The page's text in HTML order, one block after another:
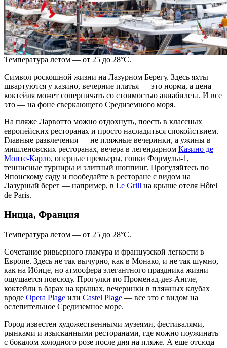
Температура летом — от 25 до 28°C.
Символ роскошной жизни на Лазурном Берегу. Здесь яхты
швартуются у казино, вечерние платья — это норма, а цена
коктейля может соперничать со стоимостью авиабилета. И все
это — на фоне сверкающего Средиземного моря.
На пляже Ларвотто можно отдохнуть, поесть в классных
европейских ресторанах и просто насладиться спокойствием.
Главные развлечения — не пляжные вечеринки, а ужины в
мишленовских ресторанах, вечера в легендарном Казино де
Монте-Карло, оперные премьеры, гонки Формулы-1,
теннисные турниры и элитный шоппинг. Прогуляйтесь по
Японскому саду и пообедайте в ресторане с видом на
Лазурный берег — например, в Le Grill на крыше отеля Hôtel
de Paris.
Ницца, Франция
Температура летом — от 25 до 28°C.
Сочетание ривьерного гламура и французской легкости в
Европе. Здесь не так вычурно, как в Монако, и не так шумно,
как на Ибице, но атмосфера элегантного праздника жизни
ощущается повсюду. Прогулки по Променад-дез-Англе,
коктейли в барах на крышах, вечеринки в пляжных клубах
вроде Opera Plage или Castel Plage — все это с видом на
ослепительное Средиземное море.
Город известен художественными музеями, фестивалями,
рынками и изысканными ресторанами, где можно поужинать
с бокалом холодного розе после дня на пляже. А еще отсюда